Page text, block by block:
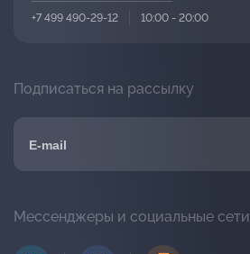
+7 499 490-29-12 10:00 - 20:00
Подписаться на рассылку
Мессенджеры и социальные сети